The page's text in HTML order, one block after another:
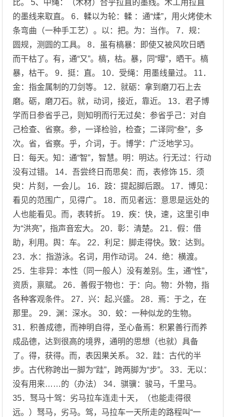
比。 5、中绳：（木材）合乎拉直的墨线。木工用拉直
的墨线来取直。 6．輮以为轮：輮 ：通“煣”，用火烤使木
条弯曲（一种手工艺）。以：把。为：当作。 7．规：
圆规，测圆的工具。 8．虽有槁暴：即使又被风吹日晒
而干枯了。有，通“又”。槁，枯。暴，同“曝”，晒干。槁
暴，枯干。 9．挺：直。 10．受绳：用墨线量过。 11．
金：指金属制的刀剑等。 12．就砺：拿到磨刀石上去
磨。砺，磨刀石。就，动词，接近，靠近。 13．君子博
学而日参省乎己，则知明而行无过矣：参省乎己：对自
己检查、省察。参，一译检验，检查；二译同“叁”，多
次。省，省察。乎，介词，于。博学：广泛地学习。
日：每天。知：通“智”，智慧。明：明达。行无过：行动
没有过错。 14．吾尝终日而思矣：而，表修饰 15．须
臾：片刻，一会儿。 16．跂：提起脚后跟。 17．博见：
看见的范围广，见得广。 18．而见者远：意思是远处的
人也能看见。而，表转折。 19．疾：快，速，这里引申
为“洪亮”，指声音宏大。 20．彰：清楚。 21．假：借
助，利用。舆：车。 22．利足：脚走得快。致：达到。
23．水：指游泳。名词，用作动词。 24．绝：横渡。
25．生非异：本性（同一般人）没有差别。生，通“性”，
资质，禀赋。 26．善假于物也：于：向。物：外物，指
各种客观条件。 27．兴：起,兴盛。 28．焉：于之，在
那里。 29．渊：深水。 30．蛟：一种似龙的生物。
31．积善成德，而神明自得，圣心备焉：积累善行而养
成品德，达到很高的境界，通明的思想（也就）具备
了。得，获得。而，表因果关系。 32．跬：古代的半
步。古代称跨出一脚为“跬”，跨两脚为“步”。 33．无以：
没有用来……的（办法） 34．骐骥：骏马，千里马。
35．驽马十驾：劣马拉车连走十天，（也能走得很
远。）驽马，劣马。驾，马拉车一天所走的路程叫“一